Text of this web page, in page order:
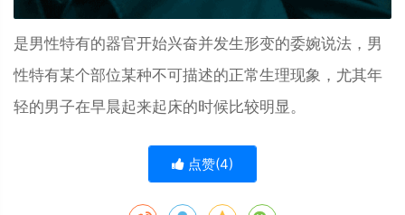
是男性‌‌‌‌‌‌‌‌‌特有的器官开始兴奋并发生形变的委婉说法，男
性特有某个部位某种不可描述的正常生理现象，尤其年
轻的男子在早晨起来起床的时候比较明显。
点赞(4)